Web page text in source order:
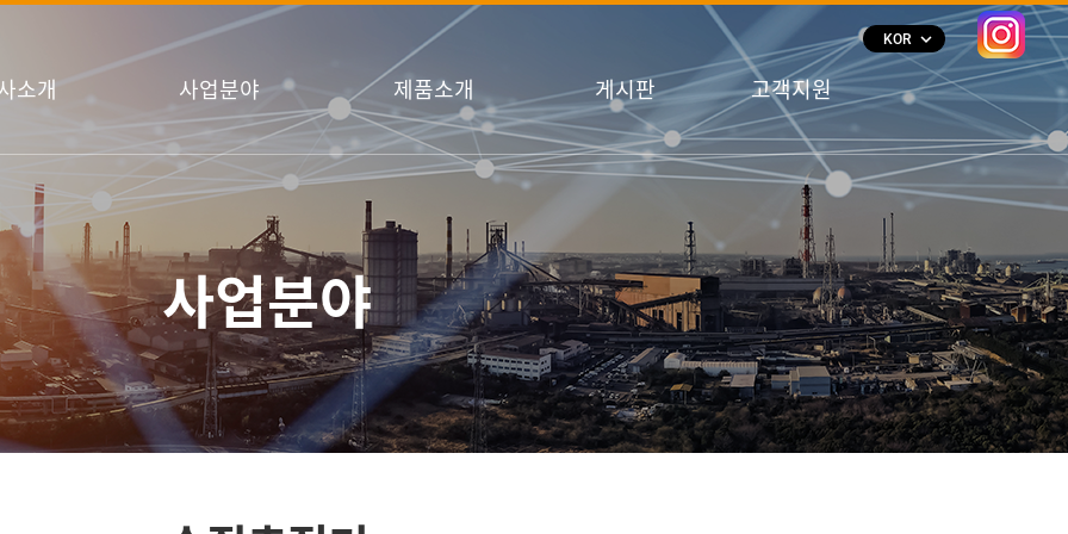
KOR keyboard_arrow_down
소개 사업분야 제품소개 게시판 고객지원
사업분야